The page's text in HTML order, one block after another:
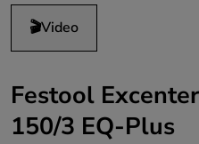
🎬Video
Festool
150/3 EQ-Plus